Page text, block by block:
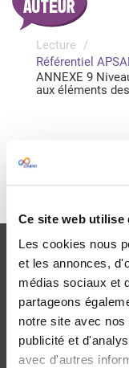
Ce site web utilise
Les cookies nous
et les annonces,
médias sociaux et
partageons
notre site avec
publicité et
avec d'autres
Lecture
Référentiel
ANNEXE 9
aux éléments
Veuillez vous
Je me connecte